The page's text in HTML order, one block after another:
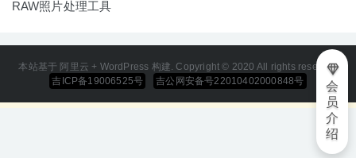
RAW照片处理工具
本站基于 阿里云 + WordPress 构建. Copyright © 2020 All rights reserved
吉ICP备19006525号
吉公网安备号22010402000848号
会
员
介
绍